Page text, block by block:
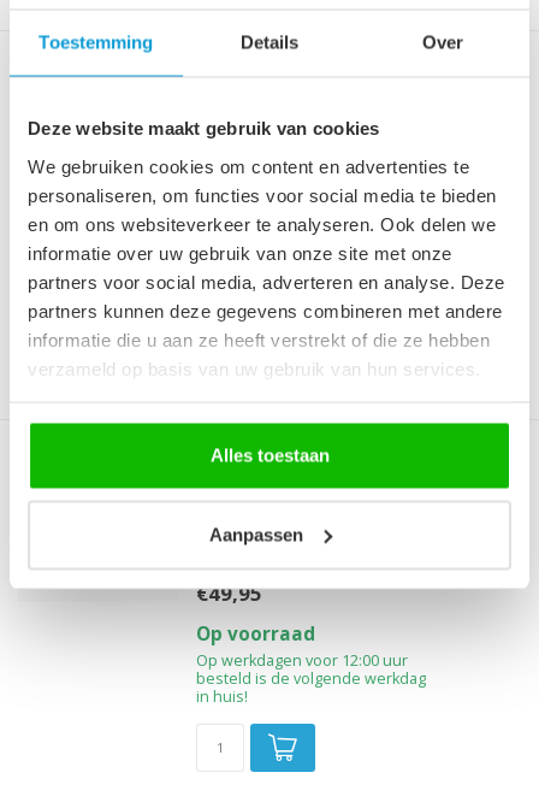
Toestemming Details Over
Deze website maakt gebruik van cookies
We gebruiken cookies om content en advertenties te
personaliseren, om functies voor social media te bieden
en om ons websiteverkeer te analyseren. Ook delen we
informatie over uw gebruik van onze site met onze
partners voor social media, adverteren en analyse. Deze
partners kunnen deze gegevens combineren met andere
informatie die u aan ze heeft verstrekt of die ze hebben
verzameld op basis van uw gebruik van hun services.
Alles toestaan
Aanpassen
Hoofddouche voor een douche
installatie, mat zwart uitgevoerd.
€39,95
Op voorraad
Op werkdagen voor 12:00 uur
besteld is de volgende werkdag
in huis!
Douchekop vierkant 20 x 20
cm - chroom
Hoofddouche voor een douche
installatie, chroom uitgevoerd.
€49,95
Op voorraad
Op werkdagen voor 12:00 uur
besteld is de volgende werkdag
in huis!